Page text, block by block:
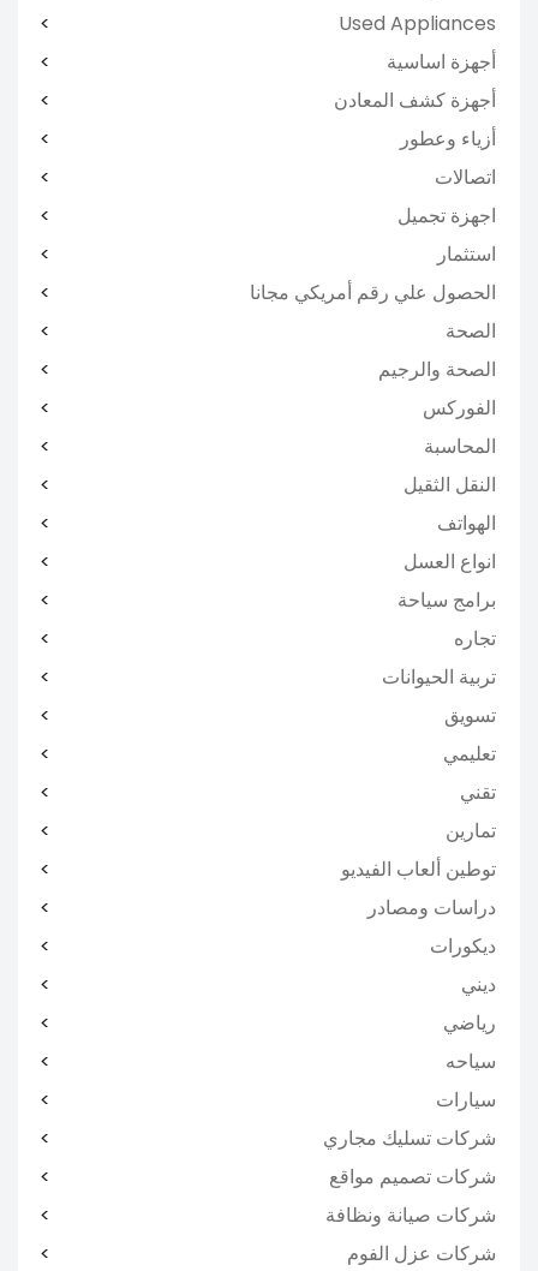
Used Appliances
أجهزة اساسية
أجهزة كشف المعادن
أزياء وعطور
اتصالات
اجهزة تجميل
استثمار
الحصول علي رقم أمريكي مجانا
الصحة
الصحة والرجيم
الفوركس
المحاسبة
النقل الثقيل
الهواتف
انواع العسل
برامج سياحة
تجاره
تربية الحيوانات
تسويق
تعليمي
تقني
تمارين
توطين ألعاب الفيديو
دراسات ومصادر
ديكورات
ديني
رياضي
سياحه
سيارات
شركات تسليك مجاري
شركات تصميم مواقع
شركات صيانة ونظافة
شركات عزل الفوم